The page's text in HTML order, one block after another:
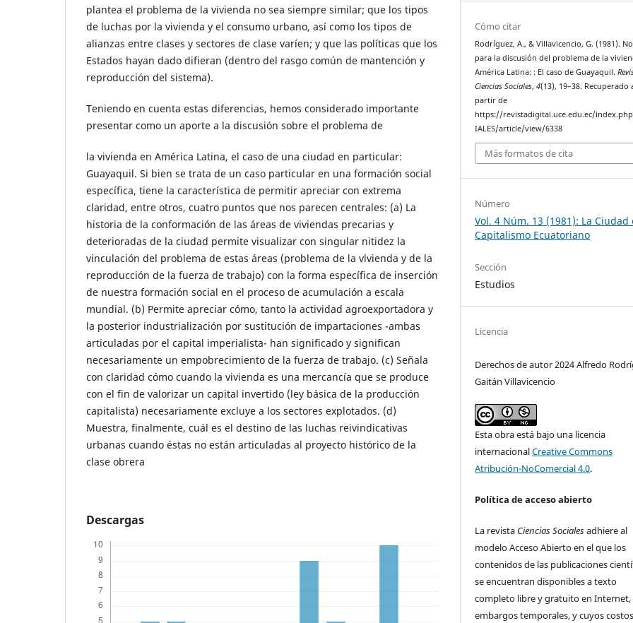
plantea el problema de la vivienda no sea siempre similar; que los tipos
de luchas por la vivienda y el consumo urbano, así como los tipos de
alianzas entre clases y sectores de clase varíen; y que las políticas que los
Estados hayan dado difieran (dentro del rasgo común de mantención y
reproducción del sistema).
Teniendo en cuenta estas diferencias, hemos considerado importante
presentar como un aporte a la discusión sobre el problema de
la vivienda en América Latina, el caso de una ciudad en particular:
Guayaquil. Si bien se trata de un caso particular en una formación social
específica, tiene la característica de permitir apreciar con extrema
claridad, entre otros, cuatro puntos que nos parecen centrales: (a) La
historia de la conformación de las áreas de viviendas precarias y
deterioradas de la ciudad permite visualizar con singular nitidez la
vinculación del problema de estas áreas (problema de la vlvienda y de la
reproducción de la fuerza de trabajo) con la forma específica de inserción
de nuestra formación social en el proceso de acumulación a escala
mundial. (b) Permite apreciar cómo, tanto la actividad agroexportadora y
la posterior industrialización por sustitución de impartaciones -ambas
articuladas por el capital imperialista- han significado y significan
necesariamente un empobrecimiento de la fuerza de trabajo. (c) Señala
con claridad cómo cuando la vivienda es una mercancía que se produce
con el fin de valorizar un capital invertido (ley básica de la producción
capitalista) necesariamente excluye a los sectores explotados. (d)
Muestra, finalmente, cuál es el destino de las luchas reivindicativas
urbanas cuando éstas no están articuladas al proyecto histórico de la
clase obrera
Descargas
Cómo citar
Rodríguez, A., & Villavicencio, G. (1981).
para la discusión del problema de la
América Latina: : El caso de Guayaquil.
Ciencias Sociales,4(13), 19–38. Recuperado
partir de
https://revistadigital.uce.edu.ec/
IALES/article/view/6338
Más formatos de cita
Número
Vol. 4 Núm. 13 (1981): La Ciudad
Capitalismo Ecuatoriano
Sección
Estudios
Licencia
Derechos de autor 2024 Alfredo
Gaitán Villavicencio
Esta obra está bajo una licencia
internacionalCreative Commons
Atribución-NoComercial 4.0.
Política de acceso abierto
La revista Ciencias Socialesadhiere al
modelo Acceso Abierto en el que los
contenidos de las publicaciones
se encuentran disponibles a texto
completo libre y gratuito en Internet,
embargos temporales, y cuyos